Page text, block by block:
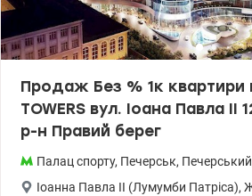
Продаж Без % 1к квартири
TOWERS вул. Іоана Павла II
р-н Правий берег
Палац спорту, Печерськ, Печерський
Іоанна Павла II (Лумумби Патріса),